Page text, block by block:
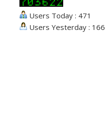
Users Today : 471
Users Yesterday : 166